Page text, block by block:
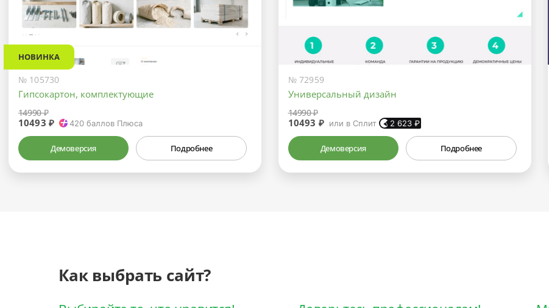
НОВИНКА
№ 105730
Гипсокартон, комплектующие
14990 ₽
10493 ₽ 420 баллов Плюса
Демоверсия Подробнее
№ 72959
Универсальный дизайн
14990 ₽
10493 ₽ или в Сплит 2 623₽
Демоверсия Подробнее
Как выбрать сайт?